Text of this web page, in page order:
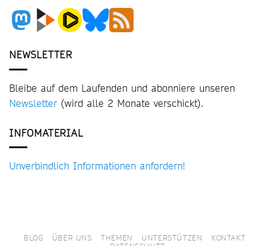
NEWSLETTER
Bleibe auf dem Laufenden und abonniere unseren
Newsletter (wird alle 2 Monate verschickt).
INFOMATERIAL
Unverbindlich Informationen anfordern!
BLOG ÜBER UNS THEMEN UNTERSTÜTZEN
KONTAKT